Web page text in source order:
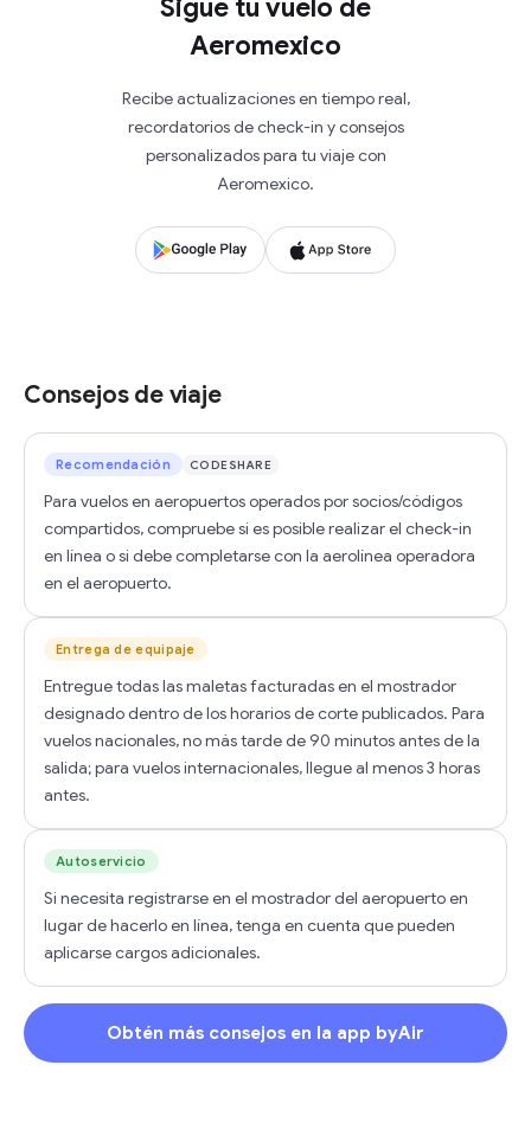
Sigue tu vuelo de
Aeromexico
Recibe actualizaciones en tiempo real,
recordatorios de check-in y consejos
personalizados para tu viaje con
Aeromexico.
Consejos de viaje
Recomendación CODESHARE
Para vuelos en aeropuertos operados por socios/códigos
compartidos, compruebe si es posible realizar el check-in
en línea o si debe completarse con la aerolínea operadora
en el aeropuerto.
Entrega de equipaje
Entregue todas las maletas facturadas en el mostrador
designado dentro de los horarios de corte publicados. Para
vuelos nacionales, no más tarde de 90 minutos antes de la
salida; para vuelos internacionales, llegue al menos 3 horas
antes.
Autoservicio
Si necesita registrarse en el mostrador del aeropuerto en
lugar de hacerlo en línea, tenga en cuenta que pueden
aplicarse cargos adicionales.
Obtén más consejos en la app byAir